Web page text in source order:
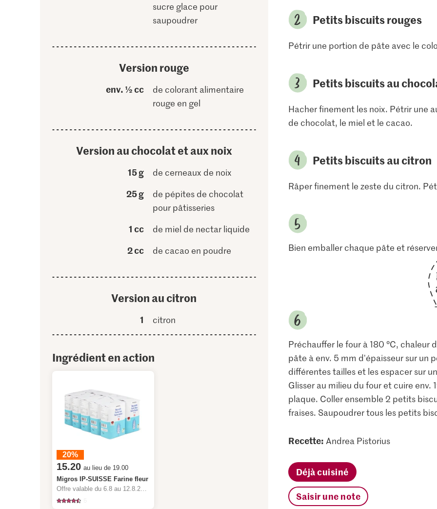
sucre glace pour
saupoudrer
Version rouge
env. ½ cc
de colorant alimentaire
rouge en gel
Version au chocolat et aux noix
15 g de cerneaux de noix
25 g
de pépites de chocolat
pour pâtisseries
1 cc de miel de nectar liquide
2 cc de cacao en poudre
Version au citron
1 citron
Ingrédient en action
20%
15.20 au lieu de 19.00
Migros IP-SUISSE Farine fleur
Offre valable du 6.8 au 12.8.2026, jusqu’à épuisement du stock.
Petits biscuits rouges
Pétrir une portion de pâte avec le
Petits biscuits au
Hacher finement les noix. Pétrir une
de chocolat, le miel et le cacao.
Petits biscuits au citron
Râper finement le zeste du citron.
Bien emballer chaque pâte et
Préchauffer le four à 180 °C, chaleur
pâte à env. 5 mm d'épaisseur sur un
différentes tailles et les espacer sur
Glisser au milieu du four et cuire
plaque. Coller ensemble 2 petits
fraises. Saupoudrer tous les petits
Recette: Andrea Pistorius
Déjà cuisiné
Saisir une note